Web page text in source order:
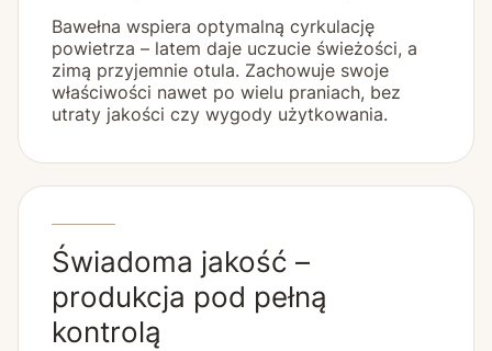
Bawełna wspiera optymalną cyrkulację
powietrza – latem daje uczucie świeżości, a
zimą przyjemnie otula. Zachowuje swoje
właściwości nawet po wielu praniach, bez
utraty jakości czy wygody użytkowania.
Świadoma jakość –
produkcja pod pełną
kontrolą